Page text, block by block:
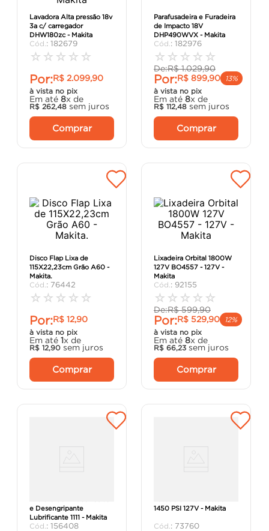
Lavadora Alta pressão 18v
3a c/ carregador
DHW180zc - Makita
: 182679
☆ ☆ ☆ ☆ ☆
Por:R$ 2.099,90
à vista no pix
Em até 8x de
R$ 262,48 sem juros
Comprar
Parafusadeira e Furadeira
de Impacto 18V
DHP490WVX - Makita
: 182976
☆ ☆ ☆ ☆ ☆
De:R$ 1.029,90
Por:R$ 899,90
13%
à vista no pix
Em até 8x de
R$ 112,48 sem juros
Comprar
Disco Flap Lixa de
115X22,23cm Grão A60 -
Makita.
: 76442
☆ ☆ ☆ ☆ ☆
Por:R$ 12,90
à vista no pix
Em até 1x de
R$ 12,90 sem juros
Comprar
Lixadeira Orbital 1800W
127V BO4557 - 127V -
Makita
: 92155
☆ ☆ ☆ ☆ ☆
De:R$ 599,90
Por:R$ 529,90
12%
à vista no pix
Em até 8x de
R$ 66,23 sem juros
Comprar
e Desengripante
Lubrificante 1111 - Makita
: 156408
1450 PSI 127V - Makita
: 73760
argamassa
porta
vaso sanitário
º cadeira